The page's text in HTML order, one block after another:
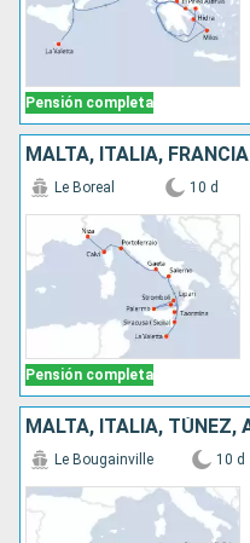
Pensión completa
MALTA, ITALIA, FRANCIA
Pensión completa
Le Boreal 10 d
Le Bougainville 10 d